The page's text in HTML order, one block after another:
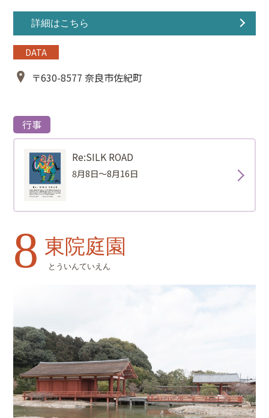
詳細はこちら
DATA
〒630-8577 奈良市佐紀町
行事
Re:SILK ROAD
8月8日～8月16日
8 東院庭園
とういんていえん